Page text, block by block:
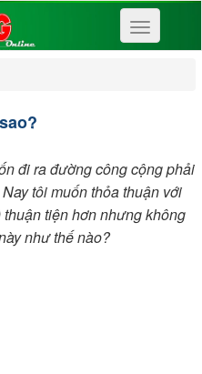
Toggle
navigation
đi ra đường công cộng phải
tôi muốn thỏa thuận với
tiện hơn nhưng không
như thế nào?